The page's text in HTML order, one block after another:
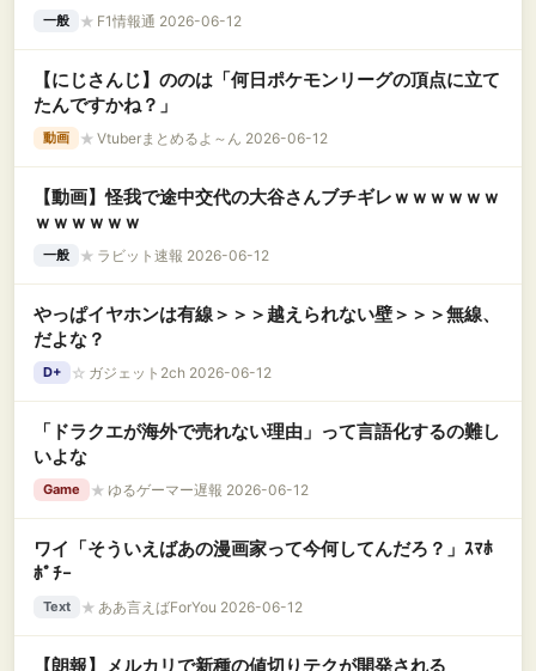
一般 ★ F1情報通 2026-06-12
【にじさんじ】ののは「何日ポケモンリーグの頂点に立て
たんですかね？」
動画 ★ Vtuberまとめるよ～ん 2026-06-12
【動画】怪我で途中交代の大谷さんブチギレｗｗｗｗｗｗ
ｗｗｗｗｗｗ
一般 ★ ラビット速報 2026-06-12
やっぱイヤホンは有線＞＞＞越えられない壁＞＞＞無線、
だよな？
D+ ☆ ガジェット2ch 2026-06-12
「ドラクエが海外で売れない理由」って言語化するの難し
いよな
Game ★ ゆるゲーマー遅報 2026-06-12
ワイ「そういえばあの漫画家って今何してんだろ？」ｽﾏﾎ
ﾎﾟﾁｰ
Text ★ ああ言えばForYou 2026-06-12
【朗報】メルカリで新種の値切りテクが開発される